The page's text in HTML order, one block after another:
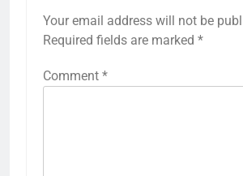
Your email address will not be
Required fields are marked *
Comment *